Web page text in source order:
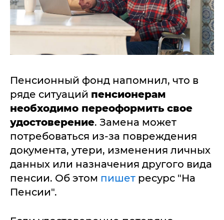
Пенсионный фонд напомнил, что в
ряде ситуаций пенсионерам
необходимо переоформить свое
удостоверение. Замена может
потребоваться из-за повреждения
документа, утери, изменения личных
данных или назначения другого вида
пенсии. Об этом пишет ресурс "На
Пенсии".